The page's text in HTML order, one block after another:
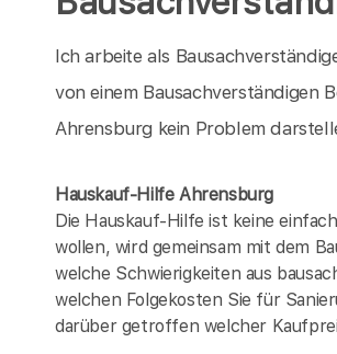
Ich arbeite als
von einem Bausachverständigen
Ahrensburg kein Problem
Hauskauf-Hilfe Ahrensburg
Die Hauskauf-Hilfe ist keine
wollen, wird gemeinsam mit dem
welche Schwierigkeiten aus
welchen Folgekosten Sie für
darüber getroffen welcher